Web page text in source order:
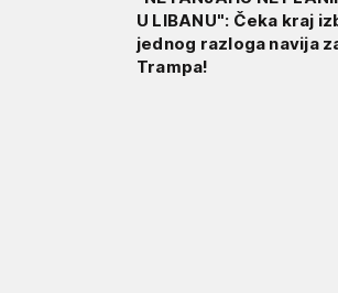
U LIBANU": Čeka kraj
jednog razloga navija
Trampa!